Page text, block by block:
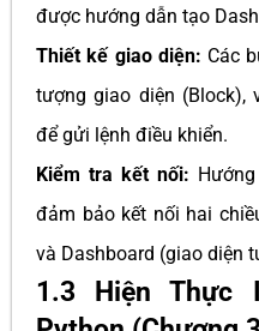
được hướng dẫn tạo
Thiết kế giao diện: Các
tượng giao diện (Block),
để gửi lệnh điều khiển.
Kiểm tra kết nối:
đảm bảo kết nối hai
và Dashboard (giao diện
1.3 Hiện Thực